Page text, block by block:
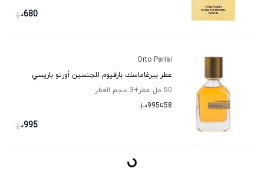
680د.إ.
Orto Parisi
عطر بيرغاماسك بارفيوم للجنسين أورتو باريسي
50 مل عطر
+3
حجم العطر
58تا995د.إ.
995د.إ.